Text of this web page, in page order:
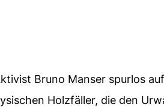
Bruno Manser spurlos
Holzfäller, die den